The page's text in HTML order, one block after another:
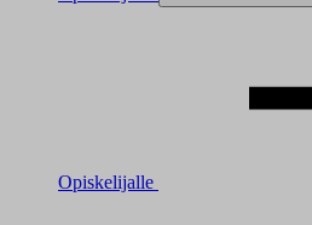
Opiskelijalle